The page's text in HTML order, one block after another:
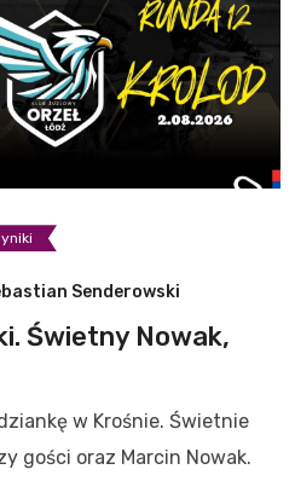
Senderowski
Świetny Nowak,
w Krośnie. Świetnie
gości oraz Marcin Nowak.